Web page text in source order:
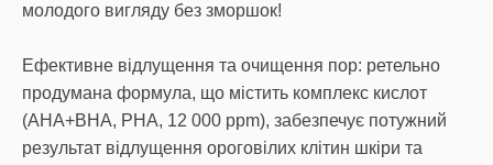
молодого вигляду без зморшок!
Ефективне відлущення та очищення пор: ретельно
продумана формула, що містить комплекс кислот
(AHA+BHA, PHA, 12 000 ppm), забезпечує потужний
результат відлущення ороговілих клітин шкіри та